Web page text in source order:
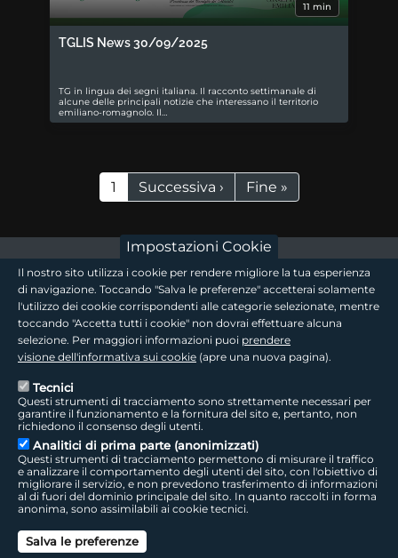
11 min
TGLIS News 30/09/2025
TG in lingua dei segni italiana. Il racconto settimanale di
alcune delle principali notizie che interessano il territorio
emiliano-romagnolo. Il…
Paginazione
Pagina attuale
1 Pagina successiva
Successiva › Ultima pagina
Fine »
footer - sezione logo 1
footer - sezione logo2
footer - sezione colophon
Sede Legale: Via della Liberazione, 15 - 40128 Bologna BO
Capitale Sociale interamente versato ad oggi: € 69.881.000,00 | P.IVA/C.F.
footer - sezione link utili
Seguici sui social
LepidaTV | Accessibilità | Cookie | Privacy | Social Media Policy
Impostazioni Cookie
Il nostro sito utilizza i cookie per rendere migliore la tua esperienza
di navigazione. Toccando "Salva le preferenze" accetterai solamente
l'utilizzo dei cookie corrispondenti alle categorie selezionate, mentre
toccando "Accetta tutti i cookie" non dovrai effettuare alcuna
selezione. Per maggiori informazioni puoi prendere
visione dell'informativa sui cookie (apre una nuova pagina).
Tecnici
Questi strumenti di tracciamento sono strettamente necessari per
garantire il funzionamento e la fornitura del sito e, pertanto, non
richiedono il consenso degli utenti.
Analitici di prima parte (anonimizzati)
Questi strumenti di tracciamento permettono di misurare il traffico
e analizzare il comportamento degli utenti del sito, con l'obiettivo di
migliorare il servizio, e non prevedono trasferimento di informazioni
al di fuori del dominio principale del sito. In quanto raccolti in forma
anonima, sono assimilabili ai cookie tecnici.
Salva le preferenze